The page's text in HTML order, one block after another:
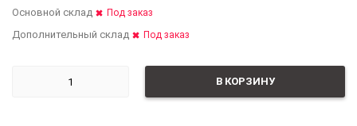
В КОРЗИНУ
Основной склад Под заказ
Дополнительный склад Под заказ